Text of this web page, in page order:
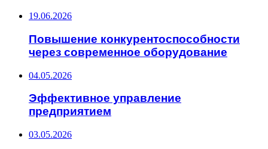
19.06.2026
Повышение конкурентоспособности
через современное оборудование
04.05.2026
Эффективное управление
предприятием
03.05.2026